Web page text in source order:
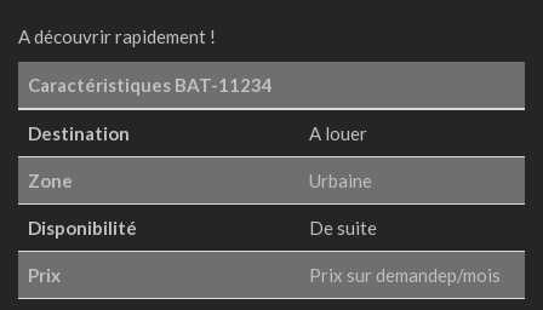
A découvrir rapidement !
Caractéristiques BAT-11234
Destination A louer
Zone Urbaine
Disponibilité De suite
Prix Prix sur demandep/mois